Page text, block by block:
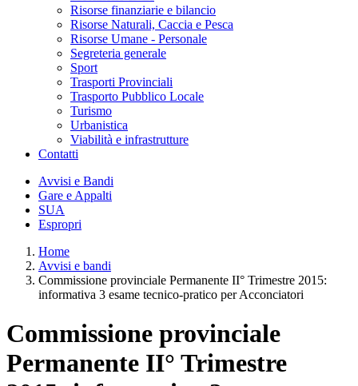
Risorse finanziarie e bilancio
Risorse Naturali, Caccia e Pesca
Risorse Umane - Personale
Segreteria generale
Sport
Trasporti Provinciali
Trasporto Pubblico Locale
Turismo
Urbanistica
Viabilità e infrastrutture
Contatti
Avvisi e Bandi
Gare e Appalti
SUA
Espropri
Home
Avvisi e bandi
Commissione provinciale Permanente II° Trimestre 2015:
informativa 3 esame tecnico-pratico per Acconciatori
Commissione provinciale
Permanente II° Trimestre